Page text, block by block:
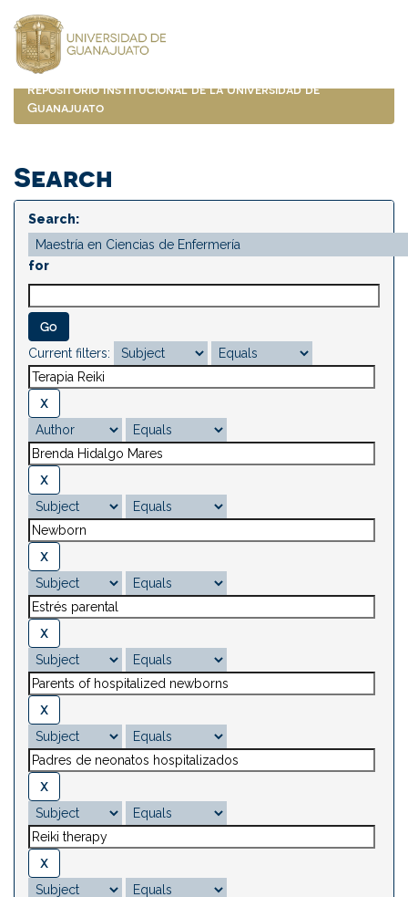
navigation
Repositorio Institucional de la Universidad de
Guanajuato
Search
Search:
for
Current filters: